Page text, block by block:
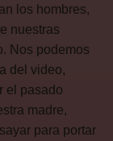
los hombres,
nuestras
Nos podemos
del video,
el pasado
madre,
para portar